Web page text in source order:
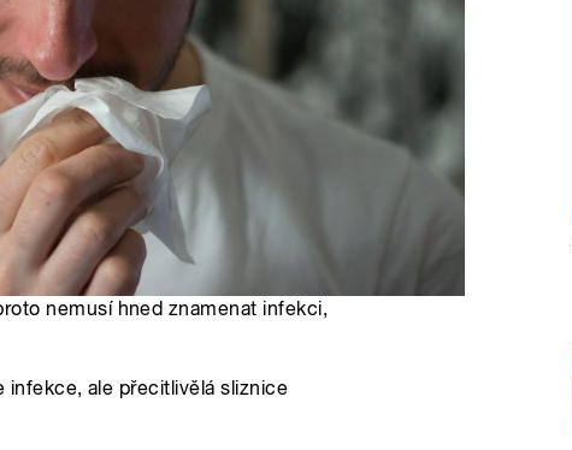
nemusí hned znamenat infekci,
infekce, ale přecitlivělá sliznice